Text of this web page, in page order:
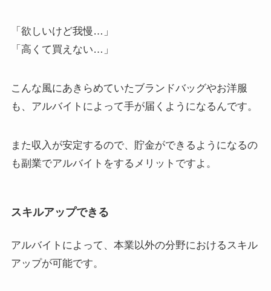
「欲しいけど我慢…」
「高くて買えない…」
こんな風にあきらめていたブランドバッグやお洋服
も、アルバイトによって手が届くようになるんです。
また収入が安定するので、 貯金ができるようになるの
も副業でアルバイトをするメリットですよ。
スキルアップできる
アルバイトによって、本業以外の分野におけるスキル
アップが可能です。